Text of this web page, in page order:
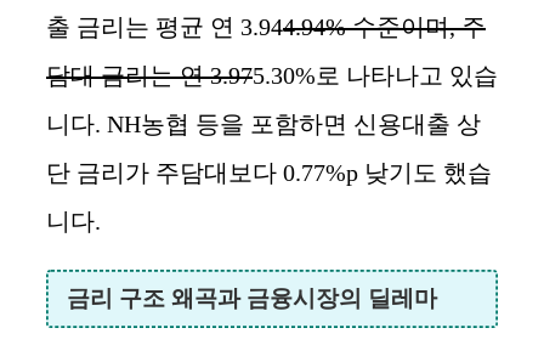
출 금리는 평균 연 3.944.94% 수준이며, 주
담대 금리는 연 3.975.30%로 나타나고 있습
니다. NH농협 등을 포함하면 신용대출 상
단 금리가 주담대보다 0.77%p 낮기도 했습
니다.
금리 구조 왜곡과 금융시장의 딜레마